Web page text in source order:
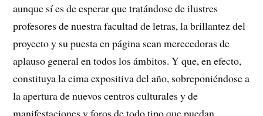
aunque sí es de esperar que tratándose de ilustres
profesores de nuestra facultad de letras, la brillantez del
proyecto y su puesta en página sean merecedoras de
aplauso general en todos los ámbitos. Y que, en efecto,
constituya la cima expositiva del año, sobreponiéndose a
la apertura de nuevos centros culturales y de
manifestaciones y foros de todo tipo que puedan